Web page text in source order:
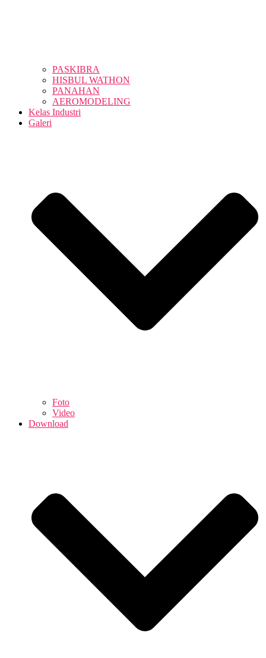
PASKIBRA
HISBUL WATHON
PANAHAN
AEROMODELING
Kelas Industri
Galeri
Foto
Video
Download